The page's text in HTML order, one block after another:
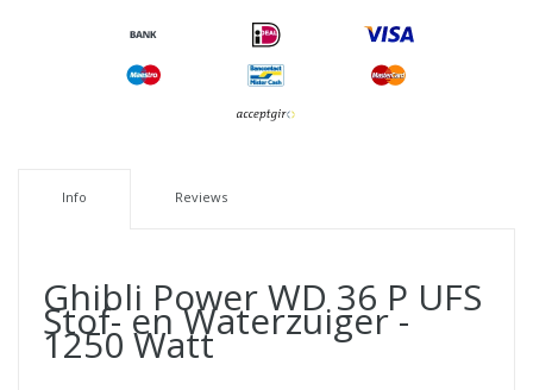
Info Reviews
Ghibli Power WD 36 P UFS
Stof- en Waterzuiger -
1250 Watt